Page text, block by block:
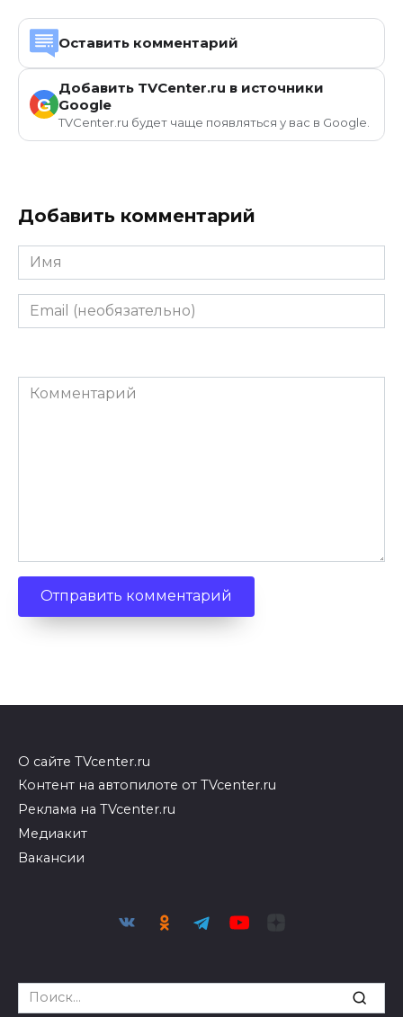
Оставить комментарий
G
Добавить TVCenter.ru в источники
Google
TVCenter.ru будет чаще появляться у вас в Google.
Добавить комментарий
Имя
Email
(необязательно)
Комментарий
О сайте TVcenter.ru
Контент на автопилоте от TVcenter.ru
Реклама на TVcenter.ru
Медиакит
Вакансии
Search
for: